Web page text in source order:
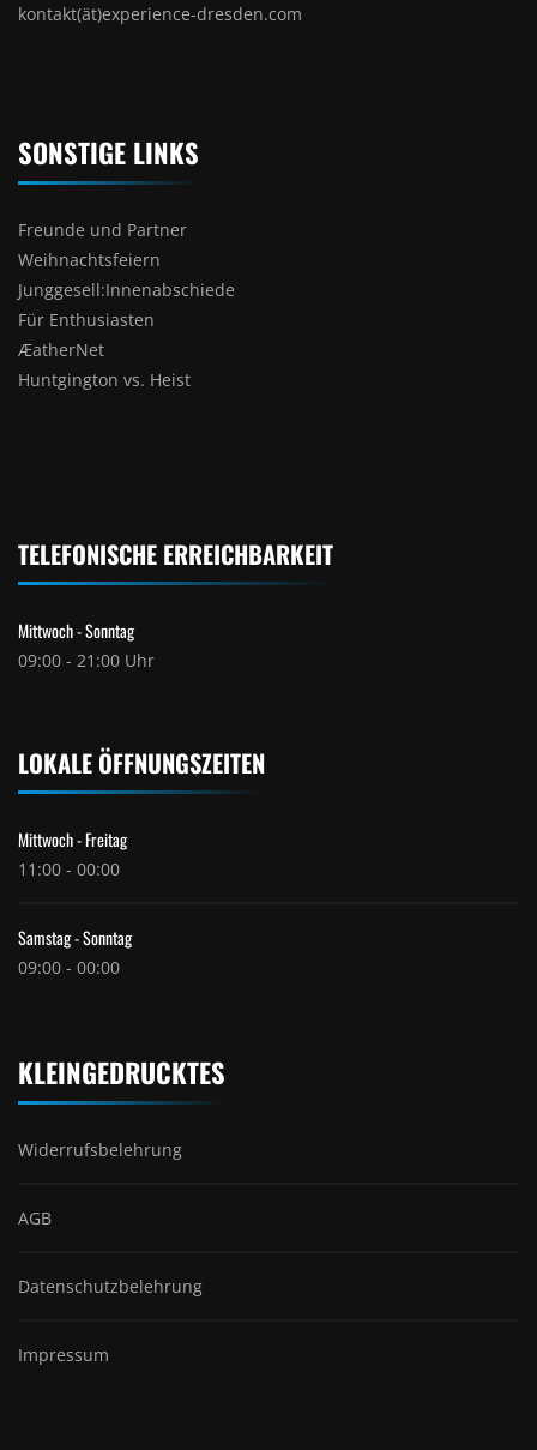
kontakt(ät)experience-dresden.com
SONSTIGE LINKS
Freunde und Partner
Weihnachtsfeiern
Junggesell:Innenabschiede
Für Enthusiasten
ÆatherNet
Huntgington vs. Heist
TELEFONISCHE ERREICHBARKEIT
Mittwoch - Sonntag
09:00 - 21:00 Uhr
LOKALE ÖFFNUNGSZEITEN
Mittwoch - Freitag
11:00 - 00:00
Samstag - Sonntag
09:00 - 00:00
KLEINGEDRUCKTES
Widerrufsbelehrung
AGB
Datenschutzbelehrung
Impressum